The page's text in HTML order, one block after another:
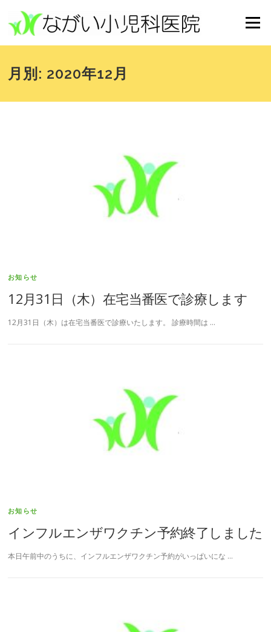
メニュー
月別: 2020年12月
お知らせ
12月31日（木）在宅当番医で診療します
12月31日（木）は在宅当番医で診療いたします。 診療時間は …
お知らせ
インフルエンザワクチン予約終了しました
本日午前中のうちに、インフルエンザワクチン予約がいっぱいにな …